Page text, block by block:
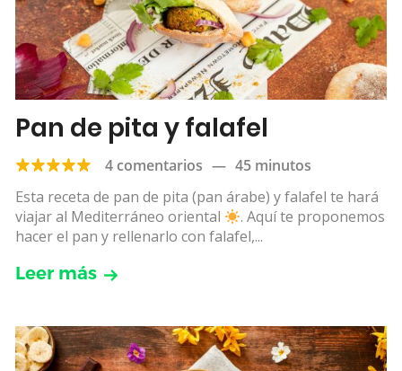
Pan de pita y falafel
4 comentarios — 45 minutos
Esta receta de pan de pita (pan árabe) y falafel te hará
viajar al Mediterráneo oriental
. Aquí te proponemos
hacer el pan y rellenarlo con falafel,...
Leer más